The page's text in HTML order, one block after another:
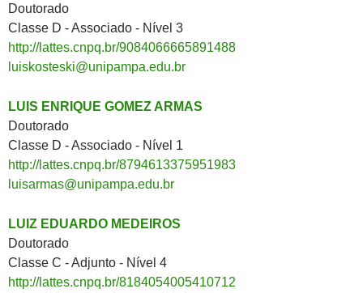
Doutorado
Classe D - Associado - Nível 3
http://lattes.cnpq.br/9084066665891488
luiskosteski@unipampa.edu.br
LUIS ENRIQUE GOMEZ ARMAS
Doutorado
Classe D - Associado - Nível 1
http://lattes.cnpq.br/8794613375951983
luisarmas@unipampa.edu.br
LUIZ EDUARDO MEDEIROS
Doutorado
Classe C - Adjunto - Nível 4
http://lattes.cnpq.br/8184054005410712